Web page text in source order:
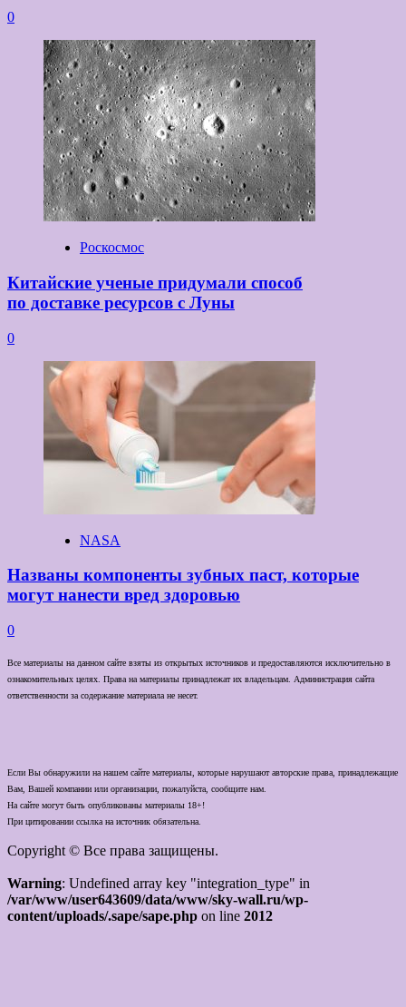
0
Роскосмос
Китайские ученые придумали способ
по доставке ресурсов с Луны
0
NASA
Названы компоненты зубных паст, которые
могут нанести вред здоровью
0
Все материалы на данном сайте взяты из открытых источников и предоставляются исключительно в
ознакомительных целях. Права на материалы принадлежат их владельцам. Администрация сайта
ответственности за содержание материала не несет.
Если Вы обнаружили на нашем сайте материалы, которые нарушают авторские права, принадлежащие
Вам, Вашей компании или организации, пожалуйста, сообщите нам.
На сайте могут быть опубликованы материалы 18+!
При цитировании ссылка на источник обязательна.
Copyright © Все права защищены.
Warning: Undefined array key "integration_type" in
/var/www/user643609/data/www/sky-wall.ru/wp-
content/uploads/.sape/sape.php on line 2012